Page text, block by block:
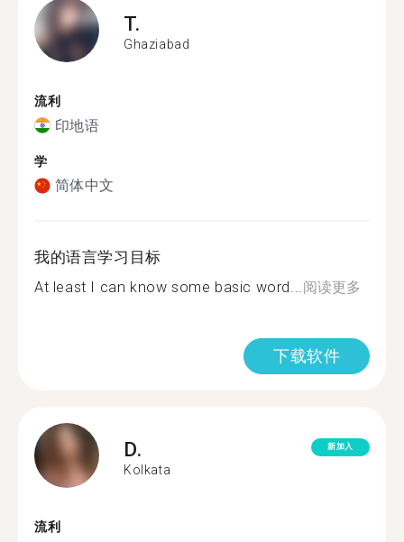
T.
Ghaziabad
流利
印地语
学
简体中文
我的语言学习目标
At least I can know some basic word...阅读更多
下载软件
D.
Kolkata
新加入
流利